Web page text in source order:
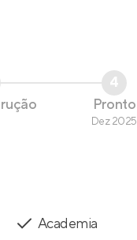
4
Pronto
Dez 2025
Academia